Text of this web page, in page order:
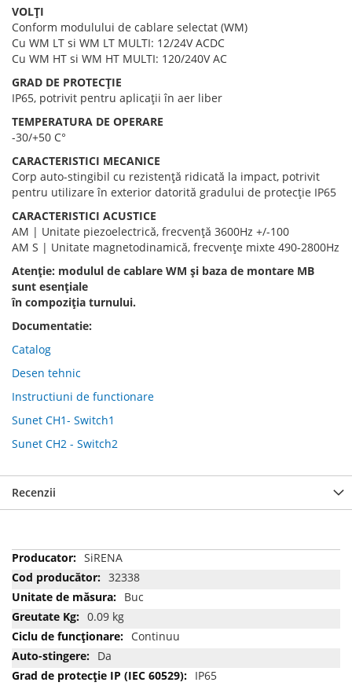
VOLȚI
Conform modulului de cablare selectat (WM)
Cu WM LT si WM LT MULTI: 12/24V ACDC
Cu WM HT si WM HT MULTI: 120/240V AC
GRAD DE PROTECȚIE
IP65, potrivit pentru aplicații în aer liber
TEMPERATURA DE OPERARE
-30/+50 C°
CARACTERISTICI MECANICE
Corp auto-stingibil cu rezistență ridicată la impact, potrivit
pentru utilizare în exterior datorită gradului de protecție IP65
CARACTERISTICI ACUSTICE
AM | Unitate piezoelectrică, frecvență 3600Hz +/-100
AM S | Unitate magnetodinamică, frecvențe mixte 490-2800Hz
Atenție: modulul de cablare WM și baza de montare MB
sunt esențiale
în compoziția turnului.
Documentatie:
Catalog
Desen tehnic
Instructiuni de functionare
Sunet CH1- Switch1
Sunet CH2 - Switch2
Recenzii
Mai
multe
informatii
SiRENA
32338
Buc
0.09 kg
Continuu
Da
IP65